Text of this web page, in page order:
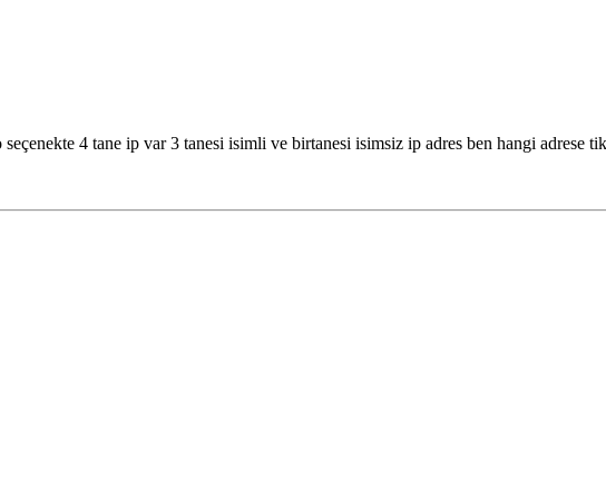
4 tane ip var 3 tanesi isimli ve birtanesi isimsiz ip adres ben hangi adrese